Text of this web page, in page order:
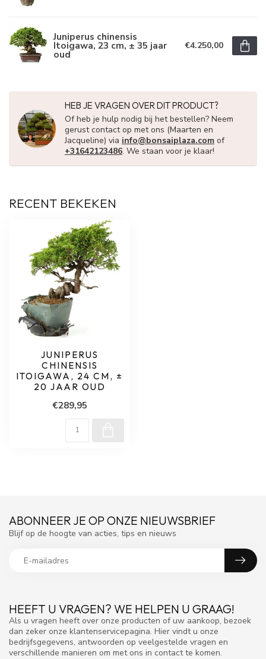
Juniperus chinensis
Itoigawa, 23 cm, ± 35 jaar
oud
€4.250,00
HEB JE VRAGEN OVER DIT PRODUCT?
Of heb je hulp nodig bij het bestellen? Neem
gerust contact op met ons (Maarten en
Jacqueline) via info@bonsaiplaza.com of
+31642123486. We staan voor je klaar!
RECENT BEKEKEN
JUNIPERUS
CHINENSIS
ITOIGAWA, 24 CM, ±
20 JAAR OUD
€289,95
HEEFT U VRAGEN? WE HELPEN U GRAAG!
Als u vragen heeft over onze producten of uw aankoop, bezoek
dan zeker onze klantenservicepagina. Hier vindt u onze
bedrijfsgegevens, antwoorden op veelgestelde vragen en
verschillende manieren om met ons in contact te komen.
ABONNEER JE OP ONZE NIEUWSBRIEF
Blijf op de hoogte van acties, tips en nieuws